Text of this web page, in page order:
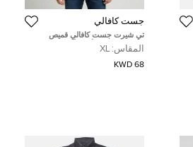
جست كافالي
تي شيرت جست كافالي قميص
جيرسيه مخطط أحمر/أبيض بطبعة فهد
بياقة دائرية مقاس كبير جداً (إكس
لارج)
المقاس: XL
68 KWD